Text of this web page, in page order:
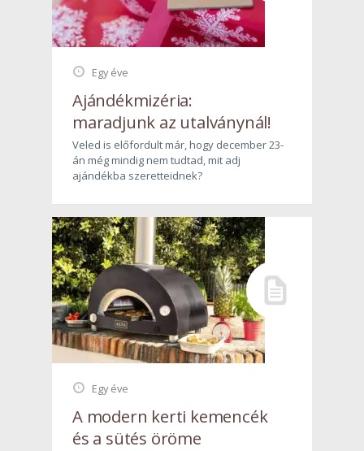
Egy éve
Ajándékmizéria:
maradjunk az utalványnál!
Veled is előfordult már, hogy december 23-
án még mindig nem tudtad, mit adj
ajándékba szeretteidnek?
Egy éve
A modern kerti kemencék
és a sütés öröme